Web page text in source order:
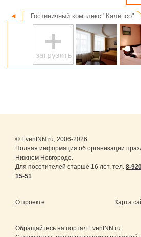
◄ Гостиничный комплекс "Калипсо"
© EventNN.ru, 2006-2026
Полная информация об организации
Нижнем Новгороде.
Для посетителей старше 16 лет. тел. 8-
15-51
О проекте Карта
Обращайтесь на портал EventNN.ru: